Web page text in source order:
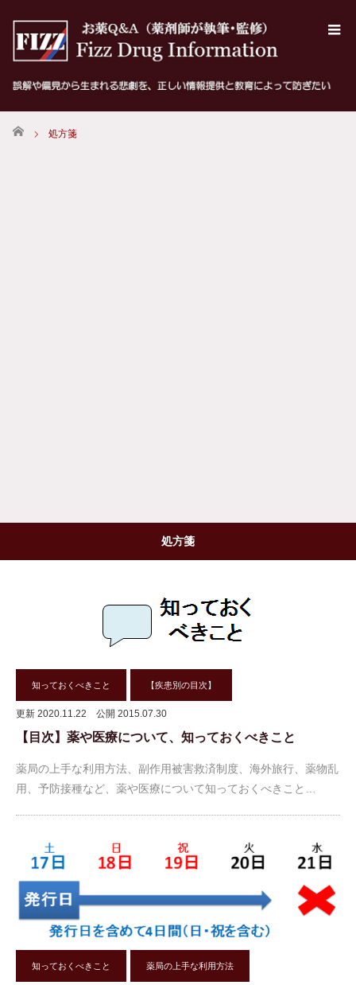
ホーム 処方箋
処方箋
知っておくべきこと 【疾患別の目次】
更新 2020.11.22 公開 2015.07.30
【目次】薬や医療について、知っておくべきこと
薬局の上手な利用方法、副作用被害救済制度、海外旅行、薬物乱
用、予防接種など、薬や医療について知っておくべきこと…
知っておくべきこと 薬局の上手な利用方法